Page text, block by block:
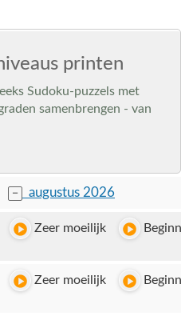
printen
Sudoku-puzzels met
samenbrengen - van
− augustus 2026
Zeer moeilijk
Zeer moeilijk